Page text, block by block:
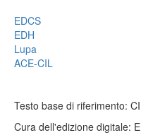
EDCS
EDH
Lupa
ACE-CIL
Testo base di riferimento:
Cura dell'edizione digitale: